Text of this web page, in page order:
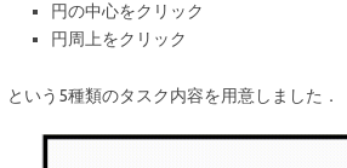
円の中心をクリック
円周上をクリック
という5種類のタスク内容を用意しました．